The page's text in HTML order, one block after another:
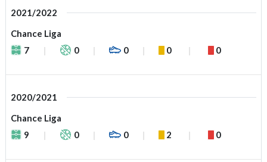
2021/2022
Chance Liga
7
0 0 0 0
2020/2021
Chance Liga
9
0 0 2 0